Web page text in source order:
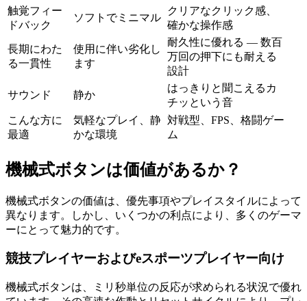
触覚フィー
ドバック
ソフトでミニマル
クリアなクリック感、
確かな操作感
長期にわた
る一貫性
使用に伴い劣化し
ます
耐久性に優れる — 数百
万回の押下にも耐える
設計
サウンド 静か
はっきりと聞こえるカ
チッという音
こんな方に
最適
気軽なプレイ、静
かな環境
対戦型、FPS、格闘ゲー
ム
機械式ボタンは価値があるか？
機械式ボタンの価値は、優先事項やプレイスタイルによって
異なります。しかし、いくつかの利点により、多くのゲーマ
ーにとって魅力的です。
競技プレイヤーおよびeスポーツプレイヤー向け
機械式ボタンは、ミリ秒単位の反応が求められる状況で優れ